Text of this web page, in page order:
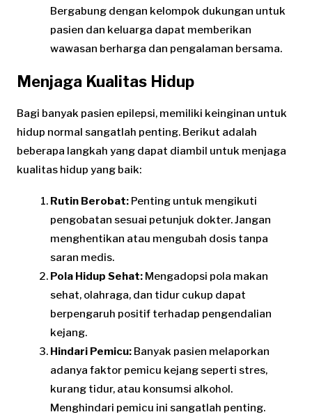
Bergabung dengan kelompok dukungan untuk
pasien dan keluarga dapat memberikan
wawasan berharga dan pengalaman bersama.
Menjaga Kualitas Hidup
Bagi banyak pasien epilepsi, memiliki keinginan untuk
hidup normal sangatlah penting. Berikut adalah
beberapa langkah yang dapat diambil untuk menjaga
kualitas hidup yang baik:
Rutin Berobat: Penting untuk mengikuti
pengobatan sesuai petunjuk dokter. Jangan
menghentikan atau mengubah dosis tanpa
saran medis.
Pola Hidup Sehat: Mengadopsi pola makan
sehat, olahraga, dan tidur cukup dapat
berpengaruh positif terhadap pengendalian
kejang.
Hindari Pemicu: Banyak pasien melaporkan
adanya faktor pemicu kejang seperti stres,
kurang tidur, atau konsumsi alkohol.
Menghindari pemicu ini sangatlah penting.